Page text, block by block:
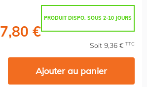
PRODUIT DISPO. SOUS 2-10 JOURS
7,80 €
Soit 9,36 € TTC
Ajouter au panier